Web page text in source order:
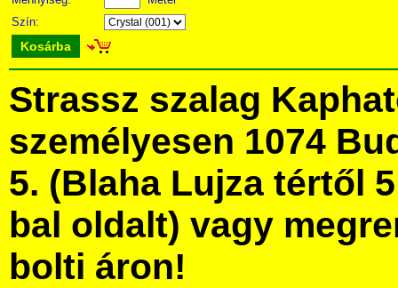
Szín:
Kosárba
Strassz szalag
személyesen 1074
5. (Blaha Lujza tértől
bal oldalt) vagy
bolti áron!